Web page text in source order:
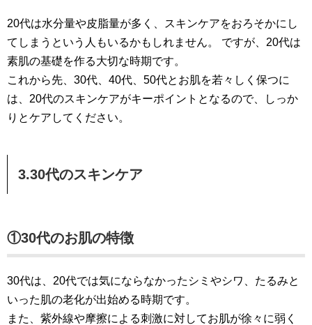
20代は水分量や皮脂量が多く、スキンケアをおろそかにし
てしまうという人もいるかもしれません。 ですが、20代は
素肌の基礎を作る大切な時期です。
これから先、30代、40代、50代とお肌を若々しく保つに
は、20代のスキンケアがキーポイントとなるので、しっか
りとケアしてください。
3.30代のスキンケア
①30代のお肌の特徴
30代は、20代では気にならなかったシミやシワ、たるみと
いった肌の老化が出始める時期です。
また、紫外線や摩擦による刺激に対してお肌が徐々に弱く